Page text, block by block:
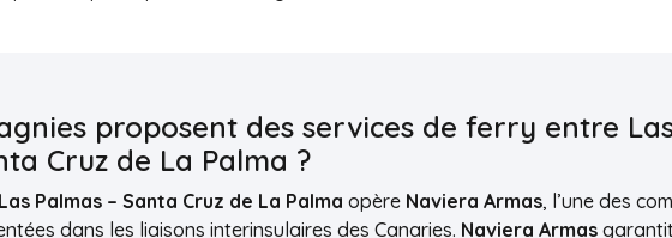
proposent des services de ferry entre
Cruz de La Palma ?
Palmas – Santa Cruz de La Palma opère Naviera Armas, l’une des
dans les liaisons interinsulaires des Canaries. Naviera Armas